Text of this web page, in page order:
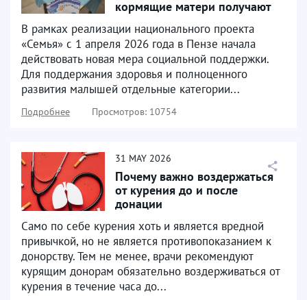
кормящие матери получают
В рамках реализации национального проекта
«Семья» с 1 апреля 2026 года в Пензе начала
действовать новая мера социальной поддержки.
Для поддержания здоровья и полноценного
развития малышей отдельные категории...
Подробнее Просмотров: 10754
31 MAY 2026
Почему важно воздержаться
от курения до и после
донации
Само по себе курения хоть и является вредной
привычкой, но не является противопоказанием к
донорству. Тем не менее, врачи рекомендуют
курящим донорам обязательно воздерживаться от
курения в течение часа до...